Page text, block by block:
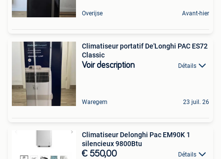
Overijse Avant-hier
Climatiseur portatif De'Longhi PAC ES72
Classic
Voir description Détails
Waregem 23 juil. 26
Climatiseur Delonghi Pac EM90K 1
silencieux 9800Btu
€ 550,00 Détails